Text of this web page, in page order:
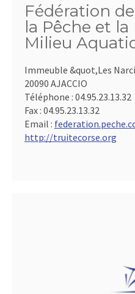
Fédération
la Pêche et
Milieu
Immeuble &quot,Les
20090 AJACCIO
Téléphone : 04.95.23.13.32
Fax : 04.95.23.13.32
Email :
http://truitecorse.org